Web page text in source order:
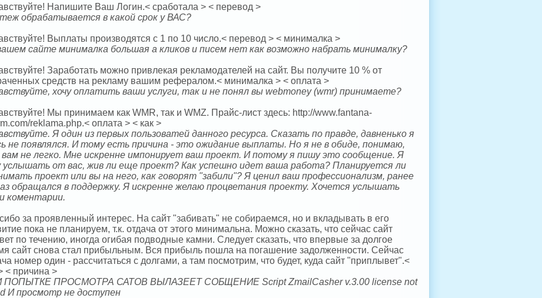
Напишите Ваш Логин.< сработала > < перевод >
обрабатывается в какой срок у ВАС?
Выплаты производятся с 1 по 10 число.< перевод > < минималка >
сайте минималка большая а кликов и писем нет как возможно набрать минималку?
Заработать можно привлекая рекламодателей на сайт. Вы получите 10 % от
средств на рекламу вашим рефералом.< минималка > < оплата >
хочу оплатить ваши услуги, так и не понял вы webmoney (wmr) принимаете?
Мы принимаем как WMR, так и WMZ. Прайс-лист здесь: http://www.fantana-
reklama.php.< оплата > < как >
Я один из первых пользоватей данного ресурса. Сказать по правде, давненько я
не появлялся. И тому есть причина - это ожидание выплаты. Но я не в обиде, понимаю,
не легко. Мне искренне импонирует ваш проект. И потому я пишу это сообщение. Я
услышать от вас, жив ли еще проект? Как успешно идет ваша работа? Планируется ли
проект или вы на него, как говорят "забили"? Я ценил ваш профессионализм, ранее
обращался в поддержку. Я искренне желаю процветания проекту. Хочется услышать
коментарии.
за проявленный интерес. На сайт "забивать" не собираемся, но и вкладывать в его
пока не планируем, т.к. отдача от этого минимальна. Можно сказать, что сейчас сайт
по течению, иногда огибая подводные камни. Следует сказать, что впервые за долгое
сайт снова стал прибыльным. Вся прибыль пошла на погашение задолженности. Сейчас
номер один - рассчитаться с долгами, а там посмотрим, что будет, куда сайт "приплывет".<
< причина >
ПОПЫТКЕ ПРОСМОТРА САТОВ ВЫЛАЗЕЕТ СОБЩЕНИЕ Script ZmailCasher v.3.00 license not
И просмотр не доступен